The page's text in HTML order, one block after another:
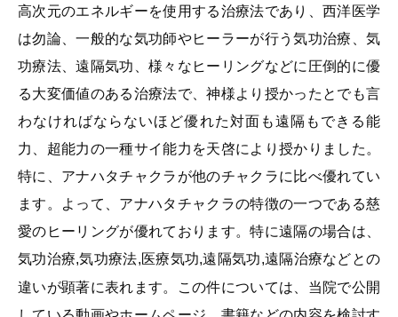
高次元のエネルギーを使用する治療法であり、西洋医学
は勿論、一般的な気功師やヒーラーが行う気功治療、気
功療法、遠隔気功、様々なヒーリングなどに圧倒的に優
る大変価値のある治療法で、神様より授かったとでも言
わなければならないほど優れた対面も遠隔もできる能
力、超能力の一種サイ能力を天啓により授かりました。
特に、アナハタチャクラが他のチャクラに比べ優れてい
ます。よって、アナハタチャクラの特徴の一つである慈
愛のヒーリングが優れております。特に遠隔の場合は、
気功治療,気功療法,医療気功,遠隔気功,遠隔治療などとの
違いが顕著に表れます。この件については、当院で公開